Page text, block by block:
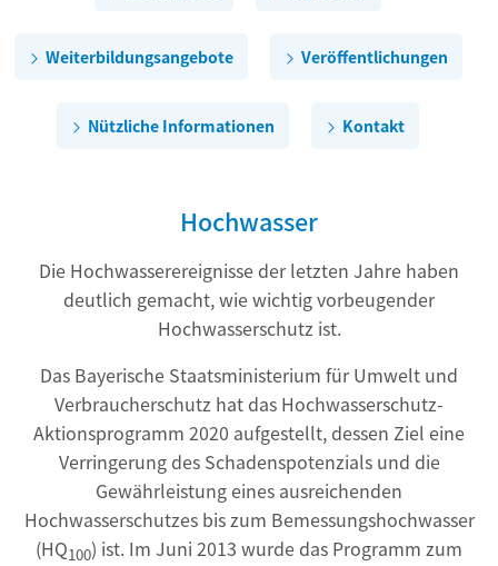
Weiterbildungsangebote Veröffentlichungen
Nützliche Informationen Kontakt
Hochwasser
Die Hochwasserereignisse der letzten Jahre haben
deutlich gemacht, wie wichtig vorbeugender
Hochwasserschutz ist.
Das Bayerische Staatsministerium für Umwelt und
Verbraucherschutz hat das Hochwasserschutz-
Aktionsprogramm 2020 aufgestellt, dessen Ziel eine
Verringerung des Schadenspotenzials und die
Gewährleistung eines ausreichenden
Hochwasserschutzes bis zum Bemessungshochwasser
(HQ100) ist. Im Juni 2013 wurde das Programm zum